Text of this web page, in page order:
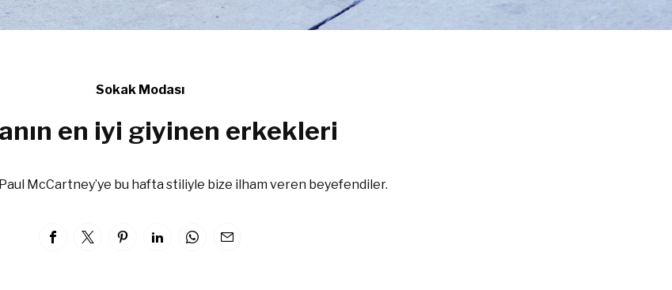
Sokak Modası
en iyi giyinen erkekleri
McCartney’ye bu hafta stiliyle bize ilham veren beyefendiler.